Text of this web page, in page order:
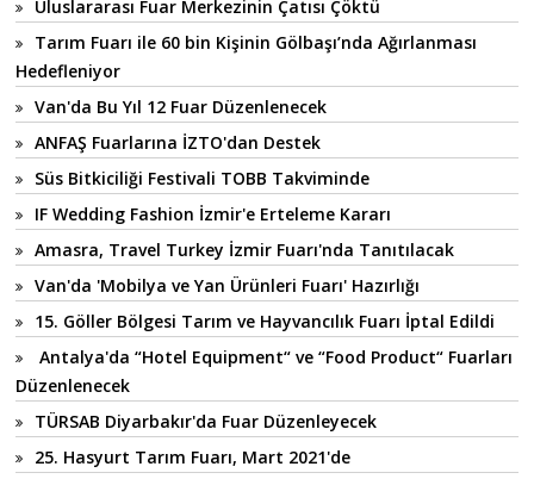
Uluslararası Fuar Merkezinin Çatısı Çöktü
Tarım Fuarı ile 60 bin Kişinin Gölbaşı’nda Ağırlanması
Hedefleniyor
Van'da Bu Yıl 12 Fuar Düzenlenecek
ANFAŞ Fuarlarına İZTO'dan Destek
Süs Bitkiciliği Festivali TOBB Takviminde
IF Wedding Fashion İzmir'e Erteleme Kararı
Amasra, Travel Turkey İzmir Fuarı'nda Tanıtılacak
Van'da 'Mobilya ve Yan Ürünleri Fuarı' Hazırlığı
15. Göller Bölgesi Tarım ve Hayvancılık Fuarı İptal Edildi
Antalya'da “Hotel Equipment“ ve “Food Product“ Fuarları
Düzenlenecek
TÜRSAB Diyarbakır'da Fuar Düzenleyecek
25. Hasyurt Tarım Fuarı, Mart 2021'de